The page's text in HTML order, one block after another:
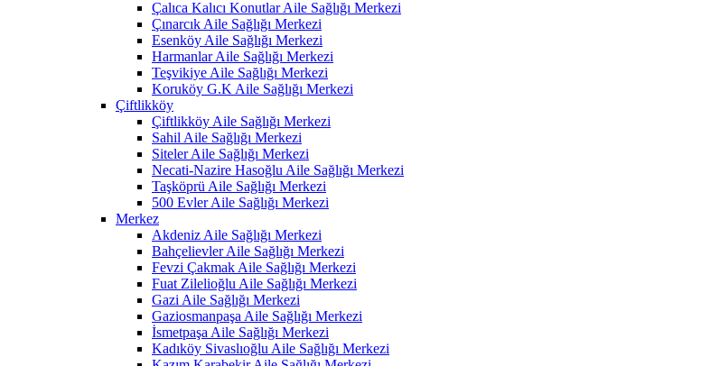
Çalıca Kalıcı Konutlar Aile Sağlığı Merkezi
Çınarcık Aile Sağlığı Merkezi
Esenköy Aile Sağlığı Merkezi
Harmanlar Aile Sağlığı Merkezi
Teşvikiye Aile Sağlığı Merkezi
Koruköy G.K Aile Sağlığı Merkezi
Çiftlikköy
Çiftlikköy Aile Sağlığı Merkezi
Sahil Aile Sağlığı Merkezi
Siteler Aile Sağlığı Merkezi
Necati-Nazire Hasoğlu Aile Sağlığı Merkezi
Taşköprü Aile Sağlığı Merkezi
500 Evler Aile Sağlığı Merkezi
Merkez
Akdeniz Aile Sağlığı Merkezi
Bahçelievler Aile Sağlığı Merkezi
Fevzi Çakmak Aile Sağlığı Merkezi
Fuat Zilelioğlu Aile Sağlığı Merkezi
Gazi Aile Sağlığı Merkezi
Gaziosmanpaşa Aile Sağlığı Merkezi
İsmetpaşa Aile Sağlığı Merkezi
Kadıköy Sivaslıoğlu Aile Sağlığı Merkezi